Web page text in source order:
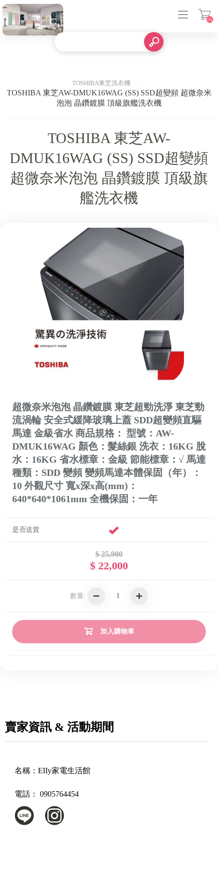
(0)
TOSHIBA東芝洗衣機
TOSHIBA 東芝AW-DMUK16WAG (SS) SSD超變頻 超微奈米
泡泡 晶鑽鍍膜 頂級旗艦洗衣機
TOSHIBA 東芝AW-
DMUK16WAG (SS) SSD超變頻
超微奈米泡泡 晶鑽鍍膜 頂級旗
艦洗衣機
超微奈米泡泡 晶鑽鍍膜 東芝超勁洗淨 東芝勁
流渦輪 安全式緩降玻璃上蓋 SDD超變頻直驅
馬達 金級省水 商品規格： 型號：AW-
DMUK16WAG 顏色：髮絲銀 洗衣：16KG 脫
水：16KG 省水標章：金級 節能標章：√ 馬達
種類：SDD 變頻 變頻馬達本體保固（年）：
10 外觀尺寸 寬x深x高(mm)：
640*640*1061mm 全機保固：一年
是否送貨
$ 25,900
$ 22,000
數量:
加入購物車
賣家資訊 & 活動期間
名稱： EIIy家電生活館
電話： 0905764454